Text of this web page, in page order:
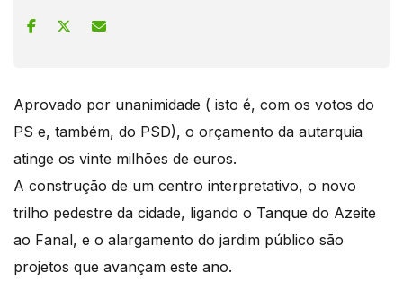
Aprovado por unanimidade ( isto é, com os votos do
PS e, também, do PSD), o orçamento da autarquia
atinge os vinte milhões de euros.
A construção de um centro interpretativo, o novo
trilho pedestre da cidade, ligando o Tanque do Azeite
ao Fanal, e o alargamento do jardim público são
projetos que avançam este ano.